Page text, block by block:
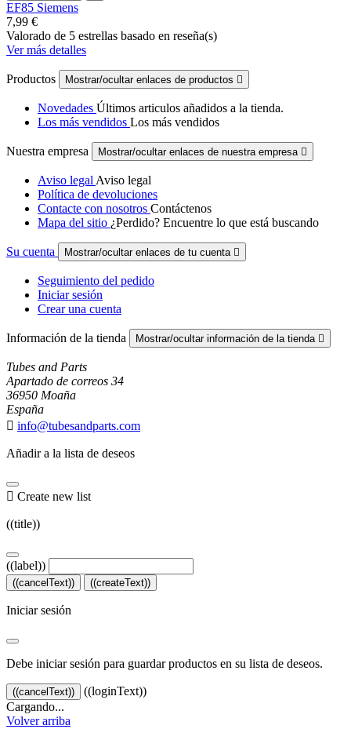
EF85 Siemens
7,99 €
Valorado de 5 estrellas basado en reseña(s)
Ver más detalles
Productos Mostrar/ocultar enlaces de productos 
Novedades Últimos articulos añadidos a la tienda.
Los más vendidos Los más vendidos
Nuestra empresa Mostrar/ocultar enlaces de nuestra empresa 
Aviso legal Aviso legal
Política de devoluciones
Contacte con nosotros Contáctenos
Mapa del sitio ¿Perdido? Encuentre lo que está buscando
Su cuenta Mostrar/ocultar enlaces de tu cuenta 
Seguimiento del pedido
Iniciar sesión
Crear una cuenta
Información de la tienda Mostrar/ocultar información de la tienda 
Tubes and Parts
Apartado de correos 34
36950 Moaña
España
 info@tubesandparts.com
Añadir a la lista de deseos
 Create new list
((title))
((label))
((cancelText)) ((createText))
Iniciar sesión
Debe iniciar sesión para guardar productos en su lista de deseos.
((cancelText))
((loginText))
Cargando...
Volver arriba